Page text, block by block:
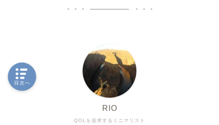
QOLを追求するミニマリスト
RIO
目次へ